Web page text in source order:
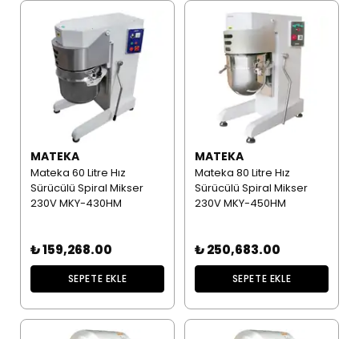
MATEKA
Mateka 60 Litre Hız
Sürücülü Spiral Mikser
230V MKY-430HM
₺ 159,268.00
SEPETE EKLE
MATEKA
Mateka 80 Litre Hız
Sürücülü Spiral Mikser
230V MKY-450HM
₺ 250,683.00
SEPETE EKLE